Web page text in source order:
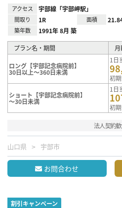
アクセス 宇部線「宇部岬駅」
間取り 1R 面積
築年数 1991年 8月 築
プラン名・期間
ロング【宇部記念病院前】
30日以上～360日未満
1日
初
ショート【宇部記念病院前】
～30日未満
1日
初
法人契約
山口県 宇部市
お問合わせ
割引キャンペーン